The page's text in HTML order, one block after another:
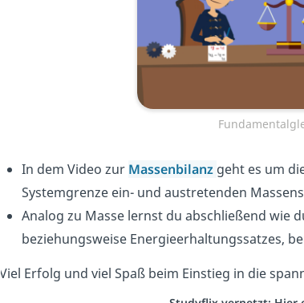
In dem Video zur Massenbilanz geht es um
Systemgrenze ein- und austretenden
Analog zu Masse lernst du abschließend wie
beziehungsweise Energieerhaltungssatzes,
Viel Erfolg und viel Spaß beim Einstieg in die